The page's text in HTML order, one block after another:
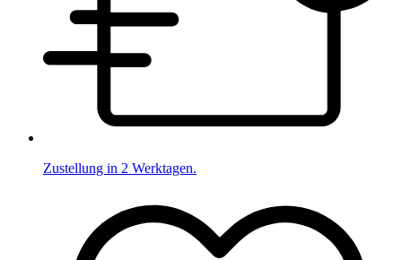
Zustellung in 2 Werktagen.